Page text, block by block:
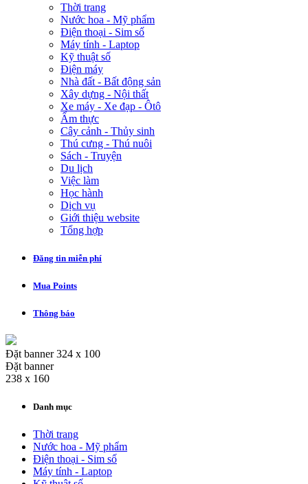
Thời trang
Nước hoa - Mỹ phẩm
Điện thoại - Sim số
Máy tính - Laptop
Kỹ thuật số
Điện máy
Nhà đất - Bất động sản
Xây dựng - Nội thất
Xe máy - Xe đạp - Ôtô
Ẩm thực
Cây cảnh - Thủy sinh
Thú cưng - Thú nuôi
Sách - Truyện
Du lịch
Việc làm
Học hành
Dịch vụ
Giới thiệu website
Tổng hợp
Đăng tin miễn phí
Mua Points
Thông báo
Đặt banner 324 x 100
Đặt banner
238 x 160
Danh mục
Thời trang
Nước hoa - Mỹ phẩm
Điện thoại - Sim số
Máy tính - Laptop